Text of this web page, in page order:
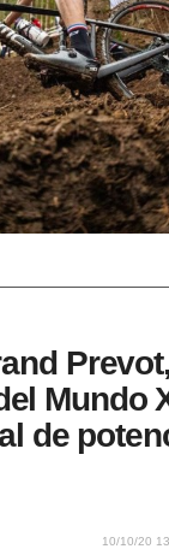
Prevot,
Mundo
de
10/10/20